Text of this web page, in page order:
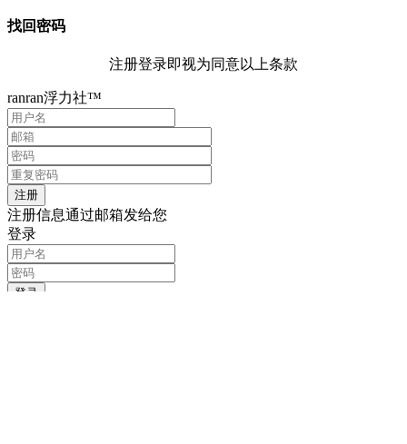
找回密码
注册登录即视为同意以上条款
ranran浮力社™
注册信息通过邮箱发给您
登录